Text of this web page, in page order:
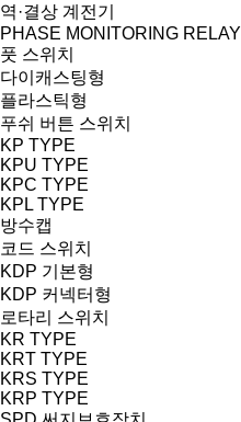
역·결상 계전기
PHASE MONITORING RELAY
풋 스위치
다이캐스팅형
플라스틱형
푸쉬 버튼 스위치
KP TYPE
KPU TYPE
KPC TYPE
KPL TYPE
방수캡
코드 스위치
KDP 기본형
KDP 커넥터형
로타리 스위치
KR TYPE
KRT TYPE
KRS TYPE
KRP TYPE